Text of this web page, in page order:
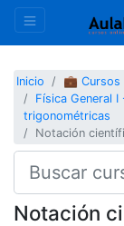
Inicio 💼 Cursos
Física General
trigonométricas
Notación
Notación